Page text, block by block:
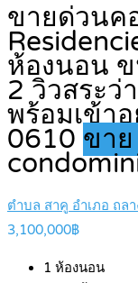
ขายด่วนค
ห้องนอน
2 วิวสระว่
พร้อมเข้า
0610 ขาย
ตำบล สาคู อำเภอ ถล
3,100,000฿
1 ห้องนอน